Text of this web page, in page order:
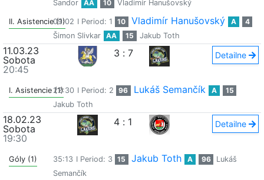
Šandor
AA 10 Vladimír Hanušovský
II. Asistencie (1)
09:02 I Period: 1 10 Vladimír Hanušovský A
4
Šimon Slivkar
AA 15 Jakub Toth
11.03.23
Sobota
20:45
3 : 7 Detailne
I. Asistencie (1)22:30 I Period: 2 96 Lukáš Semančík A
15
Jakub Toth
18.02.23
Sobota
19:30
4 : 1 Detailne
Góly (1) 35:13 I Period: 3 15 Jakub Toth A 96
Lukáš
Semančík